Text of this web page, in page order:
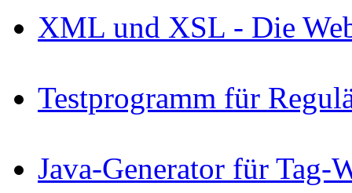
XML und XSL - Die
Testprogramm für
Java-Generator für Tag-